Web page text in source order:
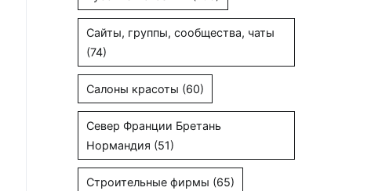
Сайты, группы, сообщества, чаты
(74)
Салоны красоты (60)
Север Франции Бретань
Нормандия (51)
Строительные фирмы (65)